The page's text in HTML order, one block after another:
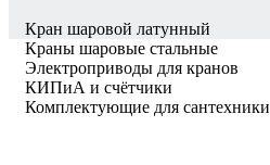
Кран шаровой латунный
Краны шаровые стальные
Электроприводы для кранов
КИПиА и счётчики
Комплектующие для сантехники